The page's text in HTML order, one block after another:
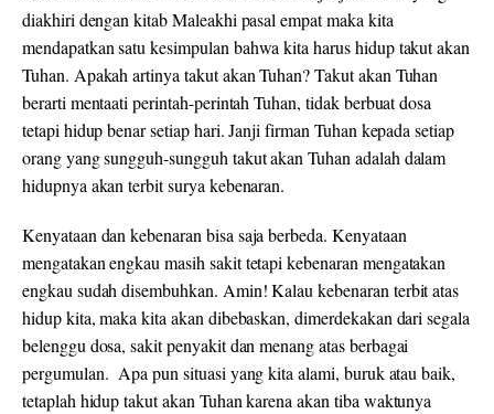
diakhiri dengan kitab Maleakhi pasal empat maka kita
mendapatkan satu kesimpulan bahwa kita harus hidup takut akan
Tuhan. Apakah artinya takut akan Tuhan? Takut akan Tuhan
berarti mentaati perintah-perintah Tuhan, tidak berbuat dosa
tetapi hidup benar setiap hari. Janji firman Tuhan kepada setiap
orang yang sungguh-sungguh takut akan Tuhan adalah dalam
hidupnya akan terbit surya kebenaran.
Kenyataan dan kebenaran bisa saja berbeda. Kenyataan
mengatakan engkau masih sakit tetapi kebenaran mengatakan
engkau sudah disembuhkan. Amin! Kalau kebenaran terbit atas
hidup kita, maka kita akan dibebaskan, dimerdekakan dari segala
belenggu dosa, sakit penyakit dan menang atas berbagai
pergumulan. Apa pun situasi yang kita alami, buruk atau baik,
tetaplah hidup takut akan Tuhan karena akan tiba waktunya